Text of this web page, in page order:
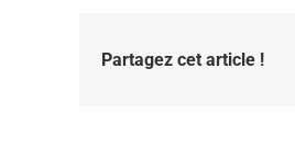
Partagez cet article !